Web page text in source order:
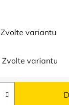
Zvolte variantu
Zvolte variantu